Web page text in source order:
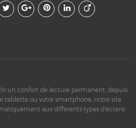
un confort de lecture permanent, depuis
tablette ou votre smartphone, notre site
aux différents types d'écrans